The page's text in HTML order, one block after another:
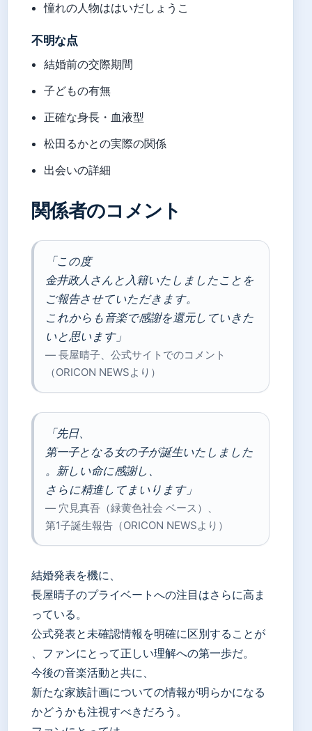
憧れの人物ははいだしょうこ
不明な点
結婚前の交際期間
子どもの有無
正確な身長・血液型
松田るかとの実際の関係
出会いの詳細
関係者のコメント
「この度
金井政人さんと入籍いたしましたことを
ご報告させていただきます。
これからも音楽で感謝を還元していきた
いと思います」
— 長屋晴子、公式サイトでのコメント
（ORICON NEWSより）
「先日、
第一子となる女の子が誕生いたしました
。新しい命に感謝し、
さらに精進してまいります」
— 穴見真吾（緑黄色社会 ベース）、
第1子誕生報告（ORICON NEWSより）
結婚発表を機に、
長屋晴子のプライベートへの注目はさらに高ま
っている。
公式発表と未確認情報を明確に区別することが
、ファンにとって正しい理解への第一歩だ。
今後の音楽活動と共に、
新たな家族計画についての情報が明らかになる
かどうかも注視すべきだろう。